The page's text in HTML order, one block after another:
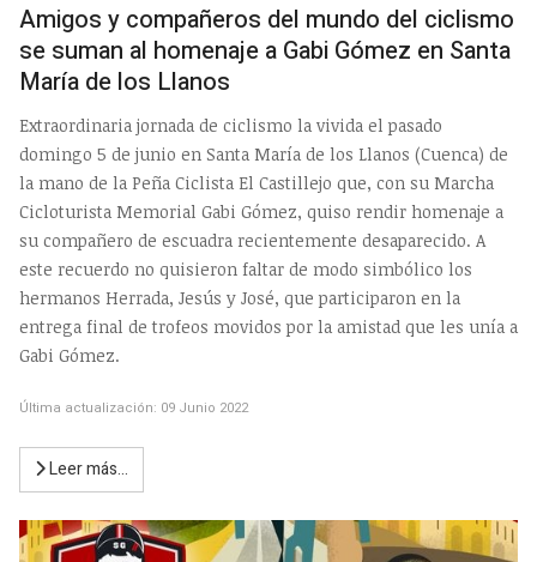
Amigos y compañeros del mundo del ciclismo
se suman al homenaje a Gabi Gómez en Santa
María de los Llanos
Extraordinaria jornada de ciclismo la vivida el pasado
domingo 5 de junio en Santa María de los Llanos (Cuenca) de
la mano de la Peña Ciclista El Castillejo que, con su Marcha
Cicloturista Memorial Gabi Gómez, quiso rendir homenaje a
su compañero de escuadra recientemente desaparecido. A
este recuerdo no quisieron faltar de modo simbólico los
hermanos Herrada, Jesús y José, que participaron en la
entrega final de trofeos movidos por la amistad que les unía a
Gabi Gómez.
Última actualización: 09 Junio 2022
Leer más…